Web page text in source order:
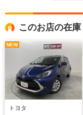
このお店の在庫
NEW
トヨタ